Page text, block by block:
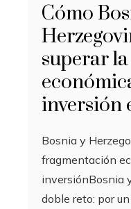
Cómo
superar
inversión
Bosnia y
fragmentación
inversiónBosnia
doble reto: por